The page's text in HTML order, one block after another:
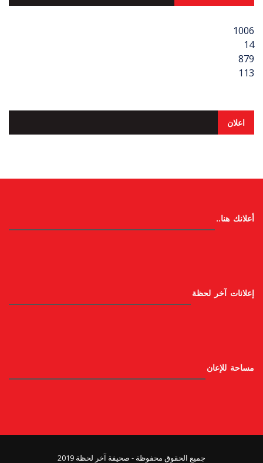
1006
14
879
113
اعلان
أعلانك هنا..
إعلانات آخر لحظة
مساحة للإعان
جميع الحقوق محفوظة - صحيفة آخر لحظة 2019